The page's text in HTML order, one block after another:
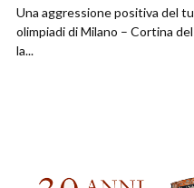
Una aggressione positiva del
olimpiadi di Milano – Cortina
la...